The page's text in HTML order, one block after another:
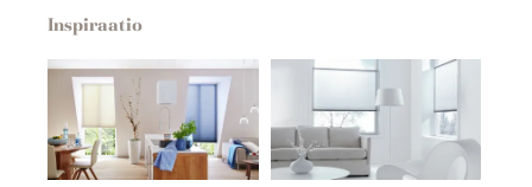
Inspiraatio